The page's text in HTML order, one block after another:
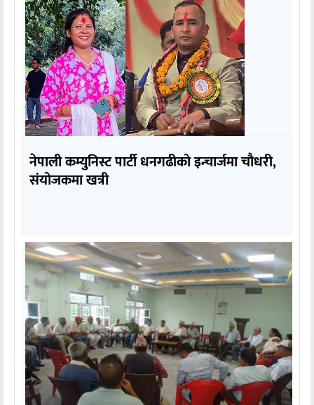
नेपाली कम्युनिस्ट पार्टी धनगढीको इन्चार्जमा चौधरी,
संयोजकमा खत्री